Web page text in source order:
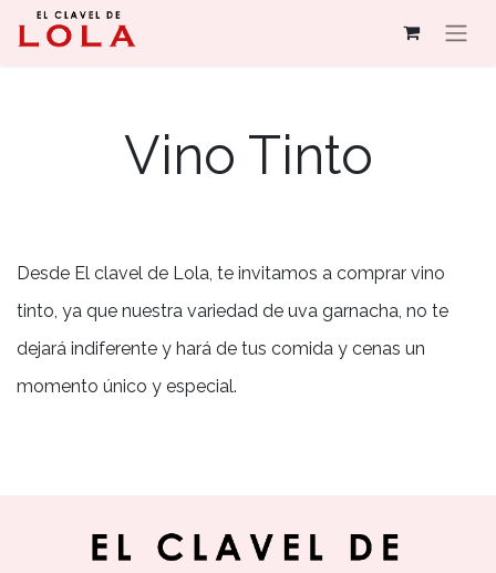
Vino Tinto
Desde El clavel de Lola, te invitamos a comprar vino
tinto, ya que nuestra variedad de uva garnacha, no te
dejará indiferente y hará de tus comida y cenas un
momento único y especial.